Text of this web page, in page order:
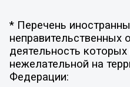
* Перечень
неправительственных
деятельность которых
нежелательной на
Федерации: